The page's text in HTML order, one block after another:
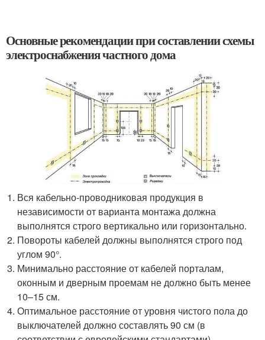
Основные рекомендации при составлении схемы
электроснабжения частного дома
Вся кабельно-проводниковая продукция в
независимости от варианта монтажа должна
выполнятся строго вертикально или горизонтально.
Повороты кабелей должны выполнятся строго под
углом 90°.
Минимально расстояние от кабелей порталам,
оконным и дверным проемам не должно быть менее
10–15 см.
Оптимальное расстояние от уровня чистого пола до
выключателей должно составлять 90 см (в